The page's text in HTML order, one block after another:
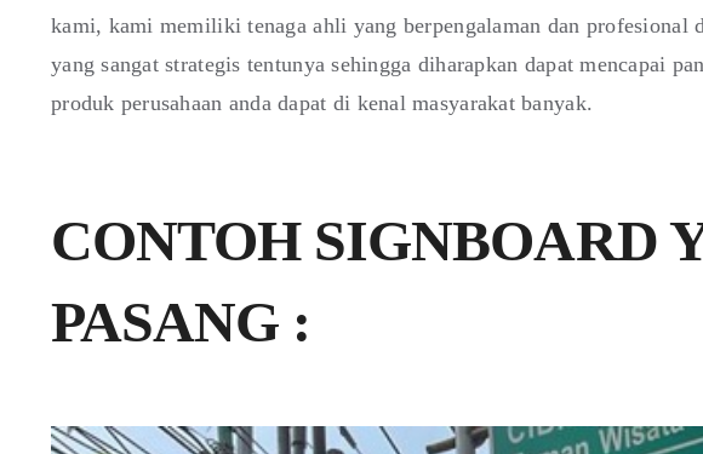
kami, kami memiliki tenaga ahli yang berpengalaman dan profesional
yang sangat strategis tentunya sehingga diharapkan dapat mencapai
produk perusahaan anda dapat di kenal masyarakat banyak.
CONTOH SIGNBOARD
PASANG :